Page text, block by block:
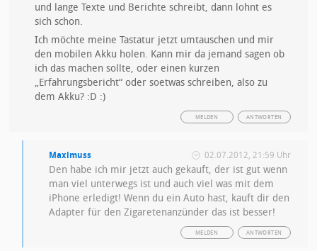
und lange Texte und Berichte schreibt, dann lohnt es
sich schon.
Ich möchte meine Tastatur jetzt umtauschen und mir
den mobilen Akku holen. Kann mir da jemand sagen ob
ich das machen sollte, oder einen kurzen
„Erfahrungsbericht“ oder soetwas schreiben, also zu
dem Akku? :D :)
ANTWORTEN
MELDEN
Maximuss 02.07.2012, 21:59 Uhr
Den habe ich mir jetzt auch gekauft, der ist gut wenn
man viel unterwegs ist und auch viel was mit dem
iPhone erledigt! Wenn du ein Auto hast, kauft dir den
Adapter für den Zigaretenanzünder das ist besser!
ANTWORTEN
MELDEN